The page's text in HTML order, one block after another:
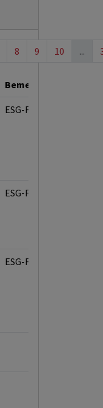
8 9 10 ...
Bemerkung
ESG-Fonds
ESG-Fonds
ESG-Fonds